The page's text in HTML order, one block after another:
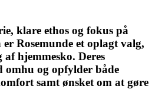
klare ethos og fokus på
Rosemunde et oplagt valg,
hjemmesko. Deres
omhu og opfylder både
samt ønsket om at gøre